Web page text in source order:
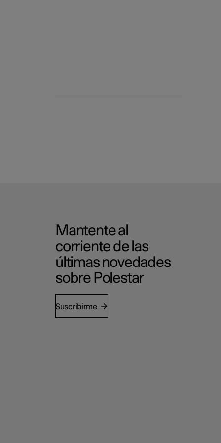
Mantente al
corriente de las
últimas novedades
sobre Polestar
Suscribirme